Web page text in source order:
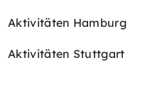
Aktivitäten Hamburg
Aktivitäten Stuttgart